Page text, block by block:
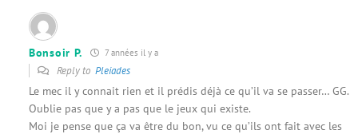
Bonsoir P. 7 années il y a
Reply to Pleiades
Le mec il y connait rien et il prédis déjà ce qu’il va se passer… GG.
Oublie pas que y a pas que le jeux qui existe.
Moi je pense que ça va être du bon, vu ce qu’ils ont fait avec les